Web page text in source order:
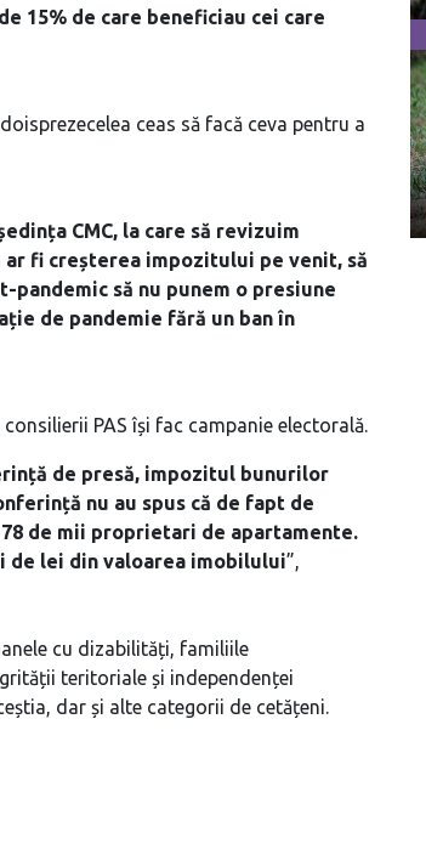
15% de care beneficiau cei care
ceas să facă ceva pentru a
CMC, la care să revizuim
fi creșterea impozitului pe venit, să
să nu punem o presiune
de pandemie fără un ban în
PAS își fac campanie electorală.
de presă, impozitul bunurilor
nu au spus că de fapt de
de mii proprietari de apartamente.
de lei din valoarea imobilului”,
cu dizabilități, familiile
teritoriale și independenței
dar și alte categorii de cetățeni.